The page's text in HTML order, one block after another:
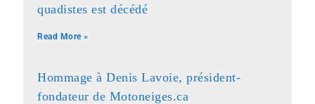
quadistes est décédé
Read More »
Hommage à Denis Lavoie, président-
fondateur de Motoneiges.ca